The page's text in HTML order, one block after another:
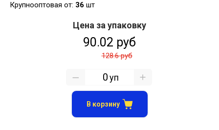
Крупнооптовая от: 36 шт
Цена за упаковку
90.02 руб
128.6 руб
уп
В корзину